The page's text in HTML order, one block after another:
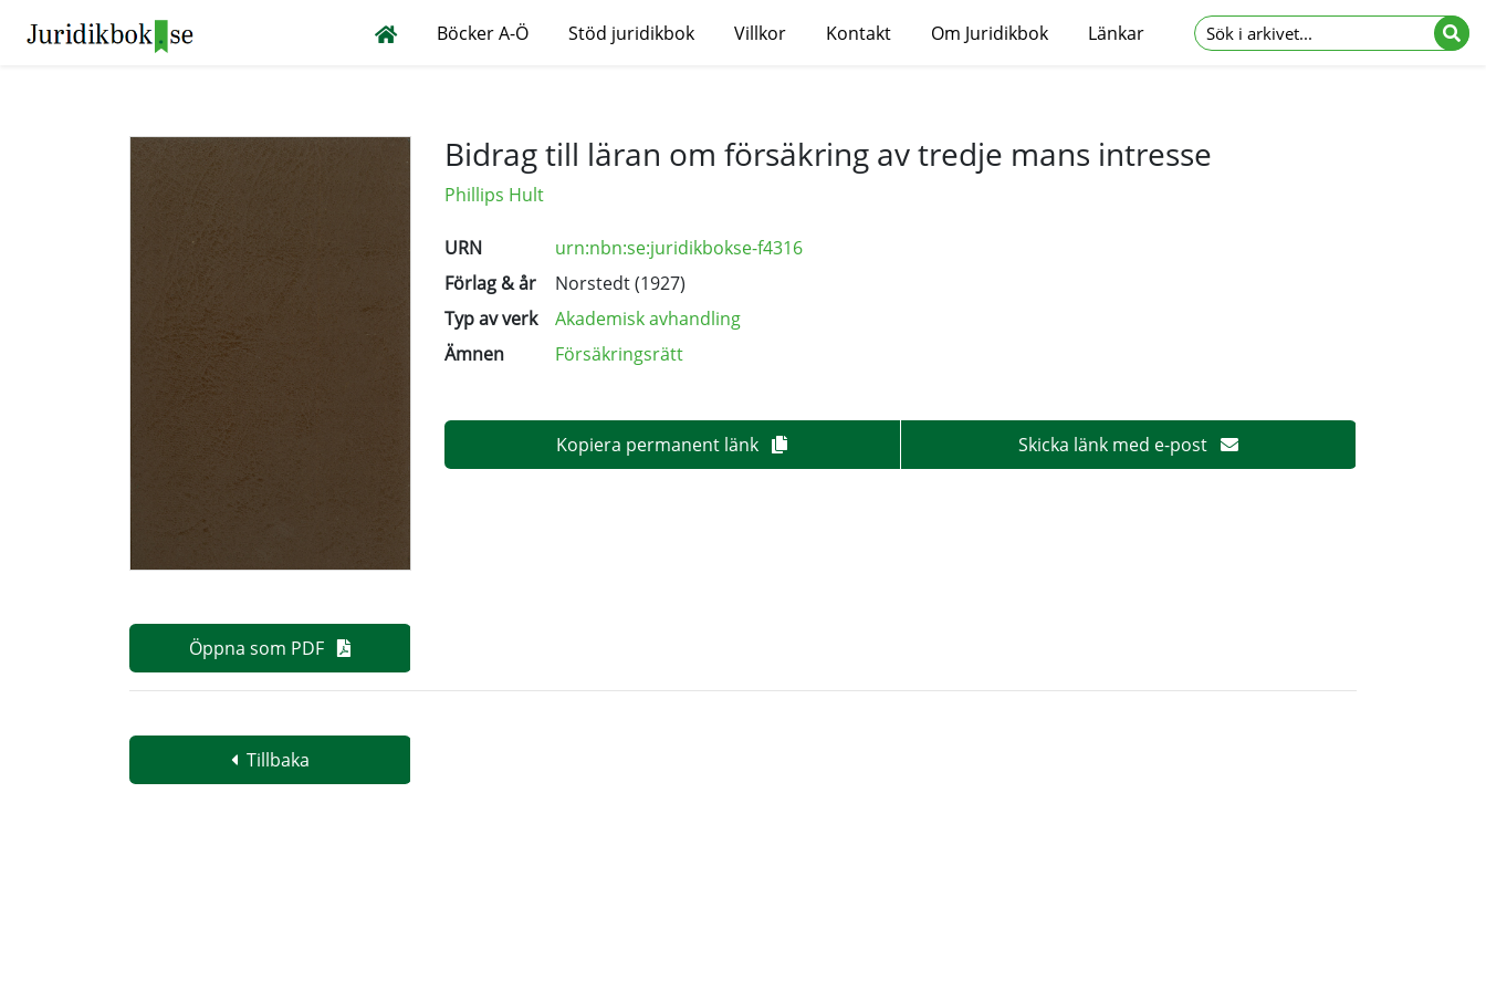
Böcker A-Ö Stöd juridikbok Villkor Kontakt Om Juridikbok Länkar
Öppna som PDF
Bidrag till läran om försäkring av tredje mans intresse
Phillips Hult
URN
urn:nbn:se:juridikbokse-f4316
Förlag & år
Norstedt (1927)
Typ av verk
Akademisk avhandling
Ämnen
Försäkringsrätt
Kopiera permanent länk Skicka länk med e-post
Tillbaka